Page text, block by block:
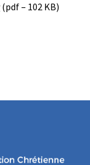
(pdf – 102 KB)